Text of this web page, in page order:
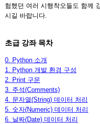
험했던 여러 시행착오들도 함께
시길 바랍니다.
초급 강좌 목차
0. Python 소개
1. Python 개발 환경 구성
2. Print 구문
3. 주석(Comments)
4. 문자열(String) 데이터 처리
5. 숫자(Numeric) 데이터 처리
6. 날짜(Date) 데이터 처리